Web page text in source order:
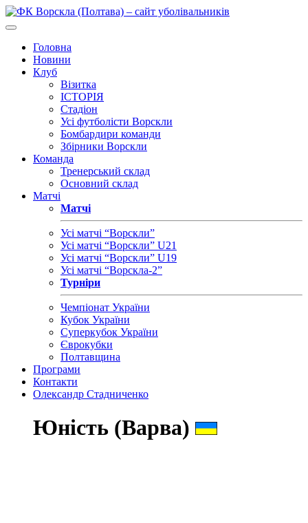
Головна
Новини
Клуб
Візитка
ІСТОРІЯ
Стадіон
Усі футболісти Ворскли
Бомбардири команди
Збірники Ворскли
Команда
Тренерський склад
Основний склад
Матчі
Матчі
Усі матчі “Ворскли”
Усі матчі “Ворскли” U21
Усі матчі “Ворскли” U19
Усі матчі “Ворскла-2”
Турніри
Чемпіонат України
Кубок України
Суперкубок України
Єврокубки
Полтавщина
Програми
Контакти
Олександр Стадниченко
Юність (Варва)